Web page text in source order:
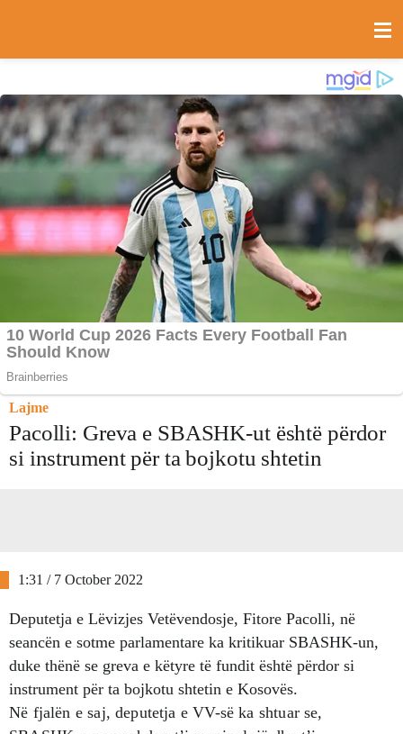
Lajme
Pacolli: Greva e SBASHK-ut është përdor
si instrument për ta bojkotu shtetin
1:31 / 7 October 2022
Deputetja e Lëvizjes Vetëvendosje, Fitore Pacolli, në
seancën e sotme parlamentare ka kritikuar SBASHK-un,
duke thënë se greva e këtyre të fundit është përdor si
instrument për ta bojkotu shtetin e Kosovës.
Në fjalën e saj, deputetja e VV-së ka shtuar se,